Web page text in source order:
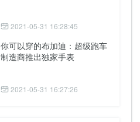
2021-05-31 16:28:45
你可以穿的布加迪：超级跑车
制造商推出独家手表
2021-05-31 16:27:26